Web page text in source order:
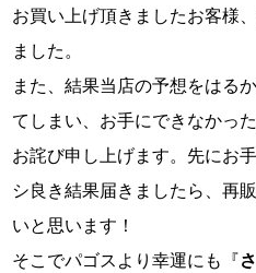
お買い上げ頂きましたお客様
ました。
また、結果当店の予想をはる
てしまい、お手にできなかっ
お詫び申し上げます。先にお
シ良き結果届きましたら、再
いと思います！
そこでパゴスより幸運にも『